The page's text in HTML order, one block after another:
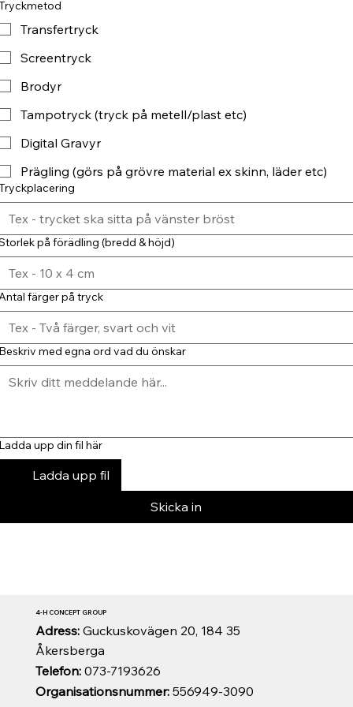
Transfertryck
Screentryck
Brodyr
Tampotryck (tryck på metell/plast etc)
Digital Gravyr
Prägling (görs på grövre material ex skinn, läder etc)
på förädling (bredd & höjd)
färger på tryck
med egna ord vad du önskar
upp din fil här
Ladda upp fil
Skicka in
Organisationsnummer:556949-3090
Telefon:073-7193626
Adress: Guckuskovägen 20, 184 35
Åkersberga
4-H CONCEPT GROUP